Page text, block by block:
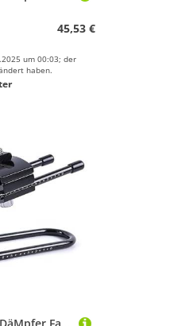
45,53 €
um 00:03; der
haben.